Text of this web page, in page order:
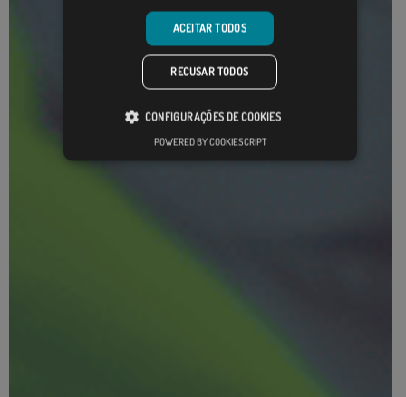
ACEITAR TODOS
RECUSAR TODOS
CONFIGURAÇÕES DE COOKIES
POWERED BY COOKIESCRIPT